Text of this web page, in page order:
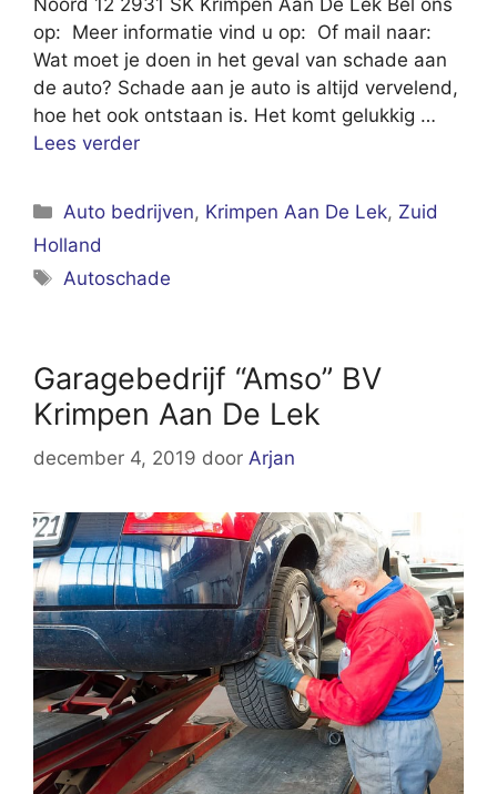
op: Meer informatie vind u op: Of mail naar:
Wat moet je doen in het geval van schade aan
de auto? Schade aan je auto is altijd vervelend,
hoe het ook ontstaan is. Het komt gelukkig …
Lees verder
Categorieën
Auto bedrijven, Krimpen Aan De Lek, Zuid
Holland
Tags
Autoschade
Garagebedrijf “Amso” BV
Krimpen Aan De Lek
december 4, 2019 door Arjan